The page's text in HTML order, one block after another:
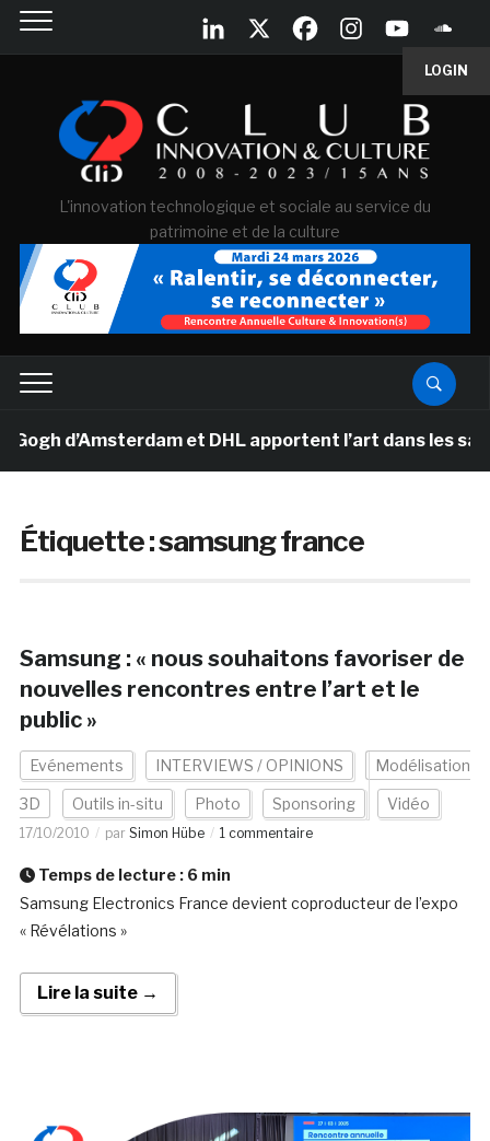
LOGIN
L'innovation technologique et sociale au service du
patrimoine et de la culture
d’Amsterdam et DHL apportent l’art dans les
Étiquette :samsung france
Samsung : « nous souhaitons favoriser de
nouvelles rencontres entre l’art et le
public »
Evénements INTERVIEWS / OPINIONS Modélisation
3D Outils in-situ Photo Sponsoring Vidéo
17/10/2010 par Simon Hübe 1 commentaire
Temps de lecture : 6 min
Samsung Electronics France devient coproducteur de l’expo
« Révélations »
Lire la suite →